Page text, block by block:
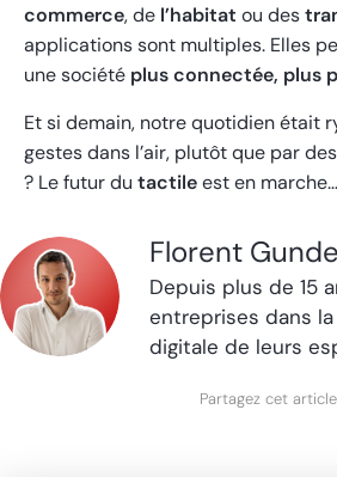
commerce, de l’habitat ou des
applications sont multiples. Elles
une société plusconnectée, plus
Et si demain, notre quotidien était
gestes dans l’air, plutôt que par
? Le futur du tactileest en
Florent
Depuis plus de 15
entreprises dans
digitale de leurs
Partagez cet article